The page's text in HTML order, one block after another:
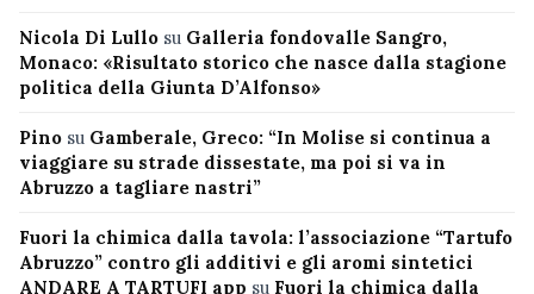
Nicola Di Lullo su Galleria fondovalle Sangro,
Monaco: «Risultato storico che nasce dalla stagione
politica della Giunta D’Alfonso»
Pino su Gamberale, Greco: “In Molise si continua a
viaggiare su strade dissestate, ma poi si va in
Abruzzo a tagliare nastri”
Fuori la chimica dalla tavola: l’associazione “Tartufo
Abruzzo” contro gli additivi e gli aromi sintetici
ANDARE A TARTUFI app su Fuori la chimica dalla